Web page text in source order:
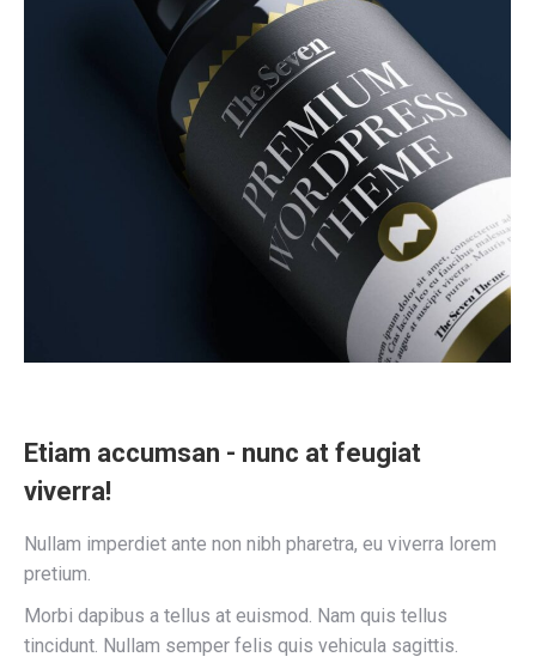
Etiam accumsan - nunc at feugiat
viverra!
Nullam imperdiet ante non nibh pharetra, eu viverra lorem
pretium.
Morbi dapibus a tellus at euismod. Nam quis tellus
tincidunt. Nullam semper felis quis vehicula sagittis.